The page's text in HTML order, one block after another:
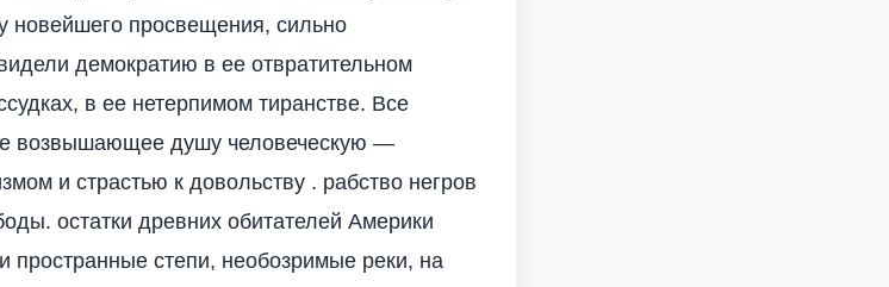
новейшего просвещения, сильно
демократию в ее отвратительном
в ее нетерпимом тиранстве. Все
возвышающее душу человеческую —
и страстью к довольству . рабство негров
остатки древних обитателей Америки
пространные степи, необозримые реки, на